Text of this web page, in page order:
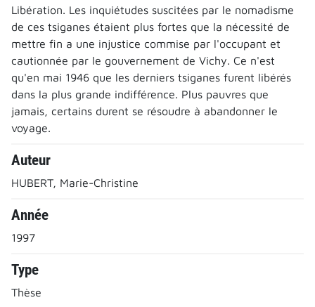
Libération. Les inquiétudes suscitées par le nomadisme
de ces tsiganes étaient plus fortes que la nécessité de
mettre fin a une injustice commise par l'occupant et
cautionnée par le gouvernement de Vichy. Ce n'est
qu'en mai 1946 que les derniers tsiganes furent libérés
dans la plus grande indifférence. Plus pauvres que
jamais, certains durent se résoudre à abandonner le
voyage.
Auteur
HUBERT, Marie-Christine
Année
1997
Type
Thèse